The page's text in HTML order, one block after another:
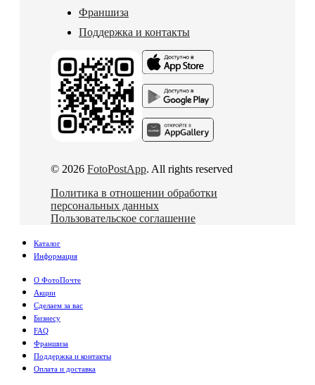
Франшиза
Поддержка и контакты
© 2026 FotoPostApp. All rights reserved
Политика в отношении обработки
персональных данных
Пользовательское соглашение
Каталог
Информация
О ФотоПочте
Акции
Сделаем за вас
Бизнесу
FAQ
Франшиза
Поддержка и контакты
Оплата и доставка